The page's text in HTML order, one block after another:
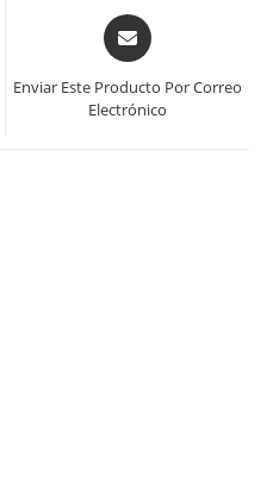
ventana
Se
abre
una
Enviar Este Producto Por Correo
Electrónico